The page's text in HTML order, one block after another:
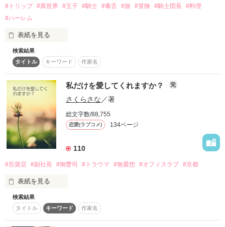
会話も·····ない
私は、必要ないとしか思えない
私は······もう一度····
『オフィス・ラブ』シリーズ番外編
新庄Side
Thanks for your review!
ちょこ15様
作品を読む
#トリップ #異世界 #王子 #騎士 #毒舌 #旅 #冒険 #騎士団長 #料理
#ハーレム
表紙を見る
母子家庭で育った雪は交通事故で
大好きな母を失い、天涯孤独に。
母の残したレシピを胸に抱え、
部屋でひとり泣いていると、
レシピ本は光るウサギに変わって
雪めがけて飛んできた！
あまりの眩しさに
閉じていた目を開けると、
そこは家のフローリングではなく森、森、森！
喋るウサギ──ロキに導かれるまま、
雪が出会ったのは個性的な三人。
髪はボサボサ、髭も伸び放題で部屋は汚い。
生活能力の欠片もない
【謎多き発明家のエドガー】
検索結果
タイトル
キーワード 作家名
私だけを愛してくれますか？ 完
さくらさな／著
総文字数/88,755
恋愛(ラブコメ) 134ページ
110
#百貨店 #副社長 #御曹司 #トラウマ #無愛想 #オフィスラブ #京都
表紙を見る
仕事仕様の『吉木美織』は判をついたように、毎日同じ。
検索結果
タイトル
キーワード 作家名